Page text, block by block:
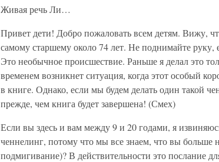
Живая речь Ли…
Привет дети! Добро пожаловать всем детям. Вижу,
самому старшему около 74 лет. Не поднимайте
Это необычное происшествие. Раньше я делал это
временем возникнет ситуация, когда этот особый
в книге. Однако, если мы будем делать один такой
прежде, чем книга будет завершена! (Смех)
Если вы здесь и вам между 9 и 20 годами, я
ченнелинг, потому что мы все знаем, что вы больше
подмигивание)? В действительности это послание